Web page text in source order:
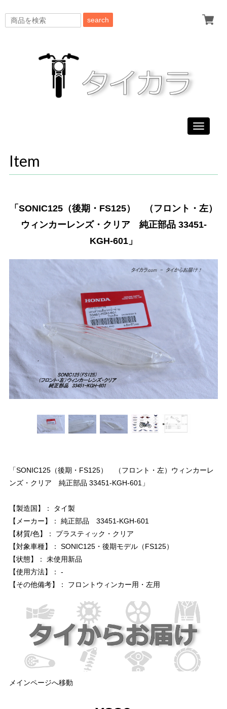
search
Toggle
Item
「SONIC125（後期・FS125） （フロント・左）
ウィンカーレンズ・クリア 純正部品 33451-
KGH-601」
「SONIC125（後期・FS125） （フロント・左）ウィンカーレ
ンズ・クリア 純正部品 33451-KGH-601」
【製造国】： タイ製
【メーカー】： 純正部品 33451-KGH-601
【材質/色】： プラスティック・クリア
【対象車種】： SONIC125・後期モデル（FS125）
【状態】： 未使用新品
【使用方法】： -
【その他備考】： フロントウィンカー用・左用
メインページへ移動